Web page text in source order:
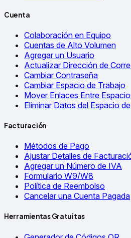
Cuenta
Colaboración en Equipo
Cuentas de Alto Volumen
Agregar un Usuario
Actualizar Dirección de
Cambiar Contraseña
Cambiar Espacio de Trabajo
Mover Enlaces Entre
Eliminar Datos del Espacio
Facturación
Métodos de Pago
Ajustar Detalles de
Agregar un Número de IVA
Formulario W9/W8
Política de Reembolso
Cancelar una Cuenta Pagada
Herramientas Gratuitas